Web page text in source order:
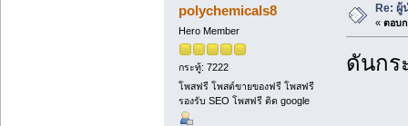
polychemicals8
Hero Member
กระทู้: 7222
โพสฟรี โพสต์ขายของฟรี โพสฟรี
รองรับ SEO โพสฟรี ติด google
Re: ผู้
« ตอบก
ดันกร